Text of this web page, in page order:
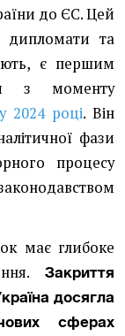
до ЄС. Цей
дипломати та
є першим
з моменту
2024 році. Він
фази
процесу
має глибоке
Закриття
досягла
сферах